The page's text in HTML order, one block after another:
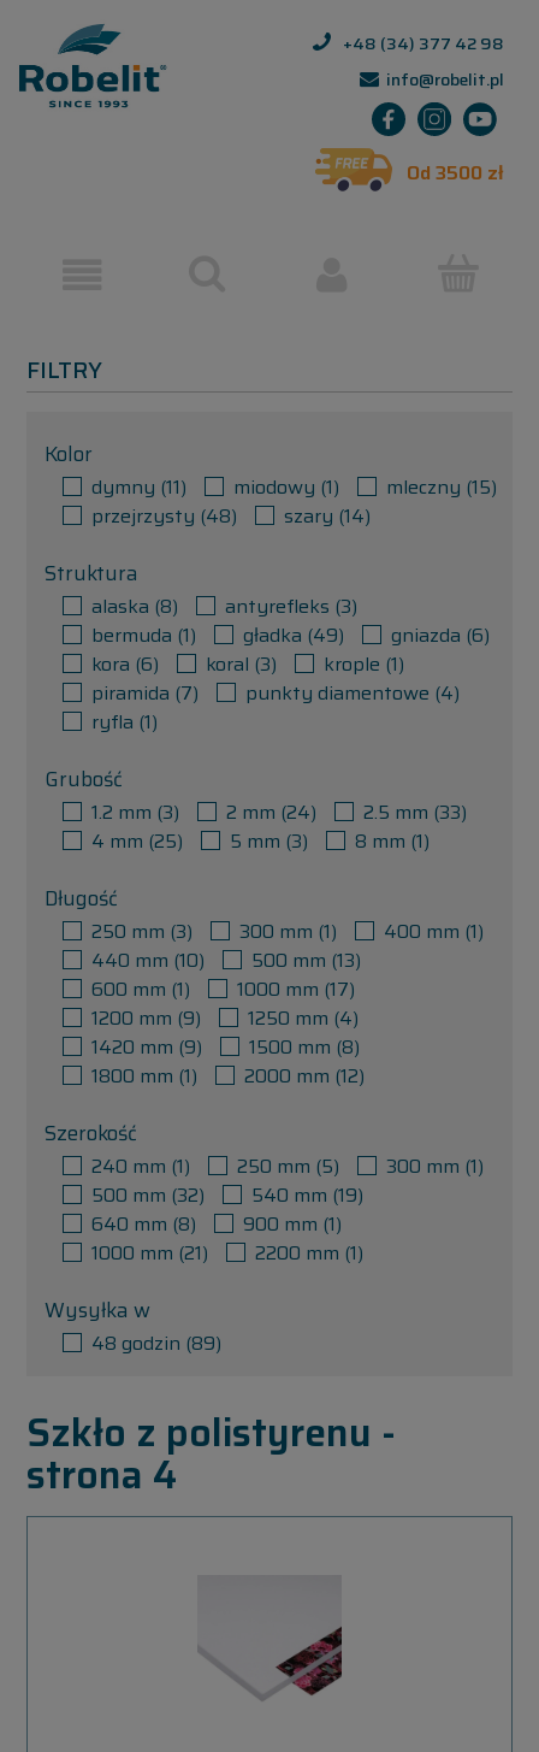
+48 (34) 377 42 98
info@robelit.pl
Od 3500 zł
FILTRY
Kolor
dymny (11) miodowy (1) mleczny (15)
przejrzysty (48) szary (14)
Struktura
alaska (8) antyrefleks (3)
bermuda (1) gładka (49) gniazda (6)
kora (6) koral (3) krople (1)
piramida (7) punkty diamentowe (4)
ryfla (1)
Grubość
1.2 mm (3) 2 mm (24) 2.5 mm (33)
4 mm (25) 5 mm (3) 8 mm (1)
Długość
250 mm (3) 300 mm (1) 400 mm (1)
440 mm (10) 500 mm (13)
600 mm (1) 1000 mm (17)
1200 mm (9) 1250 mm (4)
1420 mm (9) 1500 mm (8)
1800 mm (1) 2000 mm (12)
Szerokość
240 mm (1) 250 mm (5) 300 mm (1)
500 mm (32) 540 mm (19)
640 mm (8) 900 mm (1)
1000 mm (21) 2200 mm (1)
Wysyłka w
48 godzin (89)
Szkło z polistyrenu -
strona 4